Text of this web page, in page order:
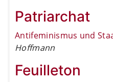
Patriarchat
Antifeminismus und
Hoffmann
Feuilleton